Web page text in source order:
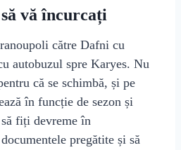
vă încurcați
către Dafni cu
autobuzul spre Karyes. Nu
că se schimbă, și pe
în funcție de sezon și
fiți devreme în
pregătite și să